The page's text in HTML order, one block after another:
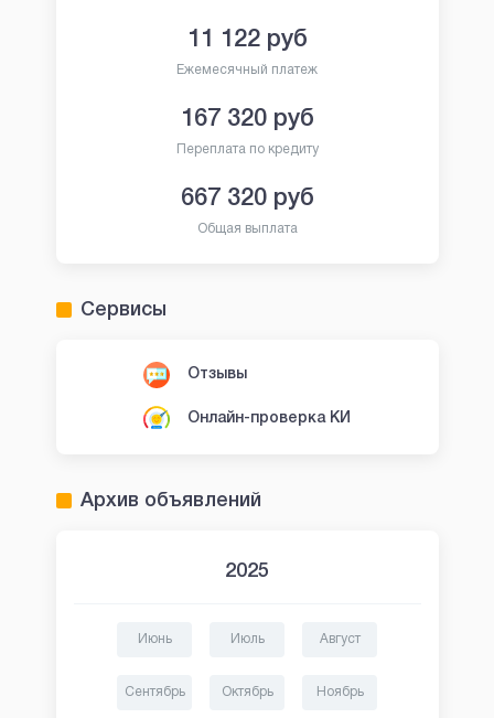
11 122руб
Ежемесячный платеж
167 320руб
Переплата по кредиту
667 320руб
Общая выплата
Сервисы
Отзывы
Онлайн-проверка КИ
Архив объявлений
2025
Июнь Июль Август
Сентябрь Октябрь Ноябрь